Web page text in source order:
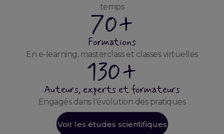
temps
70+
Formations
En e-learning, masterclass et classes virtuelles
130+
Auteurs, experts et formateurs
Engagés dans l'évolution des pratiques
Voir les études scientifiques